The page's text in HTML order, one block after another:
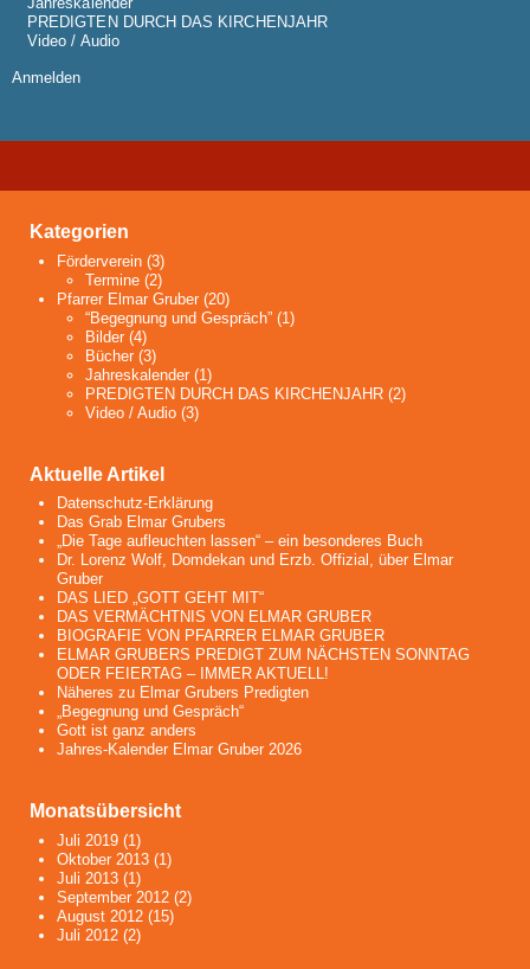
PREDIGTEN DURCH DAS KIRCHENJAHR
Video / Audio
Anmelden
Kategorien
Förderverein (3)
Termine(2)
Pfarrer Elmar Gruber (20)
“Begegnung und Gespräch”(1)
Bilder(4)
Bücher(3)
Jahreskalender(1)
PREDIGTEN DURCH DAS KIRCHENJAHR(2)
Video / Audio(3)
Aktuelle Artikel
Datenschutz-Erklärung
Das Grab Elmar Grubers
„Die Tage aufleuchten lassen“ – ein besonderes Buch
Dr. Lorenz Wolf, Domdekan und Erzb. Offizial, über Elmar
Gruber
DAS LIED „GOTT GEHT MIT“
DAS VERMÄCHTNIS VON ELMAR GRUBER
BIOGRAFIE VON PFARRER ELMAR GRUBER
ELMAR GRUBERS PREDIGT ZUM NÄCHSTEN SONNTAG
ODER FEIERTAG – IMMER AKTUELL!
Näheres zu Elmar Grubers Predigten
„Begegnung und Gespräch“
Gott ist ganz anders
Jahres-Kalender Elmar Gruber 2026
Monatsübersicht
Juli 2019 (1)
Oktober 2013 (1)
Juli 2013 (1)
September 2012 (2)
August 2012 (15)
Juli 2012 (2)